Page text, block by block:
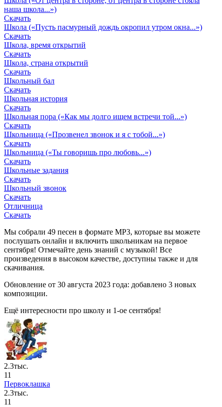
наша школа...»)
Скачать
Школа («Пусть пасмурный дождь окропил утром окна...»)
Скачать
Школа, время открытий
Скачать
Школа, страна открытий
Скачать
Школьный бал
Скачать
Школьная история
Скачать
Школьная пора («Как мы долго ищем встречи той...»)
Скачать
Школьница («Прозвенел звонок и я с тобой...»)
Скачать
Школьница («Ты говоришь про любовь...»)
Скачать
Школьные задания
Скачать
Школьный звонок
Скачать
Отличница
Скачать
Мы собрали 49 песен в формате MP3, которые вы можете
послушать онлайн и включить школьникам на первое
сентября! Отмечайте день знаний с музыкой! Все
произведения в высоком качестве, доступны также и для
скачивания.
Обновление от 30 августа 2023 года: добавлено 3 новых
композиции.
Ещё интересности про школу и 1-ое сентября!
2.3тыс.
11
Первоклашка
2.3тыс.
11